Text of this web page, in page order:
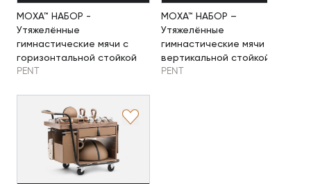
MOXA™ НАБОР -
Утяжелённые
гимнастические мячи с
горизонтальной стойкой
PENT
MOXA™ НАБОР –
Утяжелённые
гимнастические мячи с
вертикальной стойкой
PENT